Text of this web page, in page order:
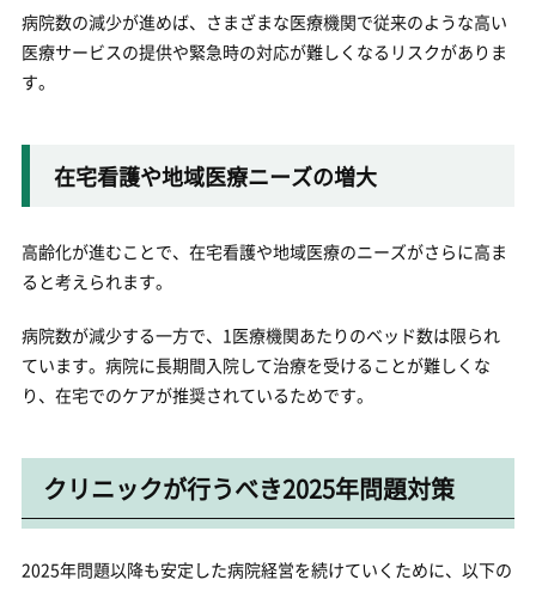
病院数の減少が進めば、さまざまな医療機関で従来のような高い
医療サービスの提供や緊急時の対応が難しくなるリスクがありま
す。
在宅看護や地域医療ニーズの増大
高齢化が進むことで、在宅看護や地域医療のニーズがさらに高ま
ると考えられます。
病院数が減少する一方で、1医療機関あたりのベッド数は限られ
ています。病院に長期間入院して治療を受けることが難しくな
り、在宅でのケアが推奨されているためです。
クリニックが行うべき2025年問題対策
2025年問題以降も安定した病院経営を続けていくために、以下の